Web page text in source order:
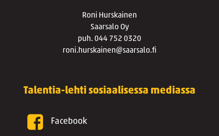
Roni Hurskainen
Saarsalo Oy
puh. 044 752 0320
roni.hurskainen@saarsalo.fi
Talentia-lehti sosiaalisessa mediassa
Facebook